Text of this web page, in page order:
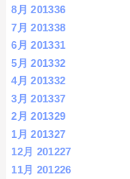
8月 201336
7月 201338
6月 201331
5月 201332
4月 201332
3月 201337
2月 201329
1月 201327
12月 201227
11月 201226